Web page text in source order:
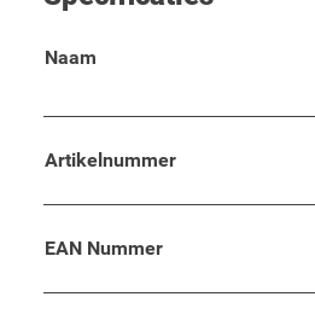
Naam
Artikelnummer
EAN Nummer